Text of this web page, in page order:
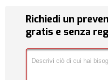
Richiedi un
gratis e senza